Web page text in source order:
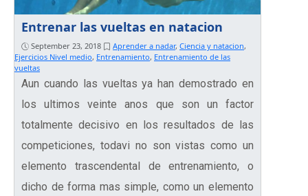
Entrenar las vueltas en natacion
September 23, 2018 Aprender a nadar, Ciencia y natacion,
Ejercicios Nivel medio, Entrenamiento, Entrenamiento de las
vueltas
Aun cuando las vueltas ya han demostrado en
los ultimos veinte anos que son un factor
totalmente decisivo en los resultados de las
competiciones, todavi no son vistas como un
elemento trascendental de entrenamiento, o
dicho de forma mas simple, como un elemento